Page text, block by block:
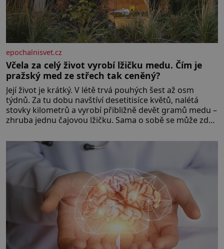
epochalnisvet.cz
Včela za celý život vyrobí lžičku medu. Čím je
pražský med ze střech tak ceněný?
Její život je krátký. V létě trvá pouhých šest až osm
týdnů. Za tu dobu navštíví desetitisíce květů, nalétá
stovky kilometrů a vyrobí přibližně devět gramů medu –
zhruba jednu čajovou lžičku. Sama o sobě se může zdát
tisíc příslušnic svého včelstva, vznikne jeden z
nejdokonalejších organismů